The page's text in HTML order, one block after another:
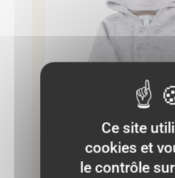
Ce site
cookies et
le contrôle